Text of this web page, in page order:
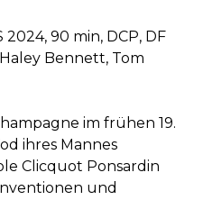
2024, 90 min, DCP, DF
Bennett, Tom
im frühen 19.
ihres Mannes
Clicquot Ponsardin
und